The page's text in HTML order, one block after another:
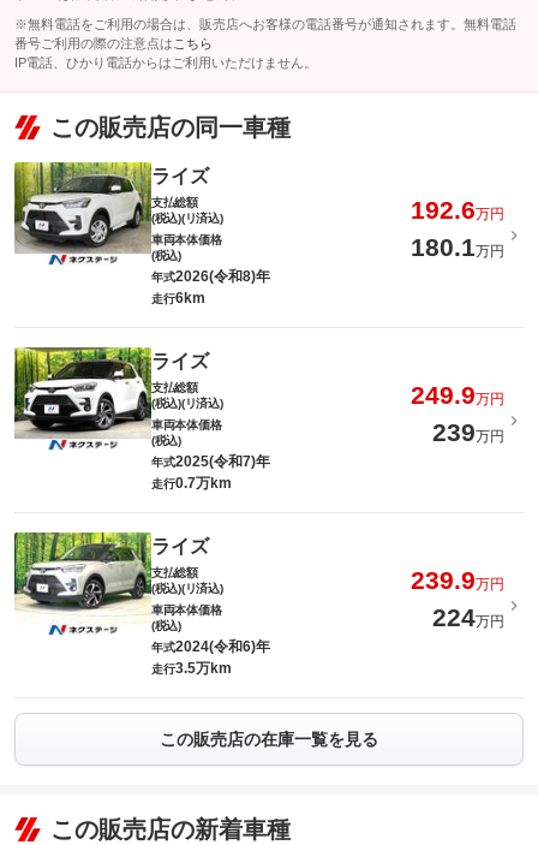
※無料電話をご利用の場合は、販売店へお客様の電話番号が通知されます。無料電話
番号ご利用の際の注意点は こちら
IP電話、ひかり電話からはご利用いただけません。
この販売店の同一車種
ライズ
支払総額
(税込)(リ済込)
192.6万円
車両本体価格
(税込)
180.1万円
年式2026(令和8)年
走行6km
ライズ
支払総額
(税込)(リ済込)
249.9万円
車両本体価格
(税込)
239万円
年式2025(令和7)年
走行0.7万km
ライズ
支払総額
(税込)(リ済込)
239.9万円
車両本体価格
(税込)
224万円
年式2024(令和6)年
走行3.5万km
この販売店の在庫一覧を見る
この販売店の新着車種